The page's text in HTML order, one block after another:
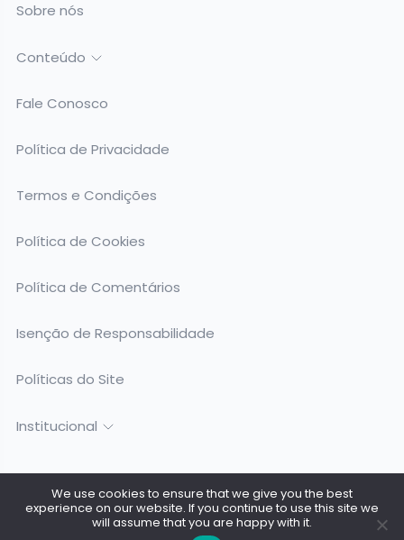
Sobre nós
Conteúdo
Fale Conosco
Política de Privacidade
Termos e Condições
Política de Cookies
Política de Comentários
Isenção de Responsabilidade
Políticas do Site
Institucional
Todos os Direitos Reservados @ 2026. Surfing Birds - CNPJ:
53.419.145/0001-98
We use cookies to ensure that we give you the best
experience on our website. If you continue to use this site we
will assume that you are happy with it.